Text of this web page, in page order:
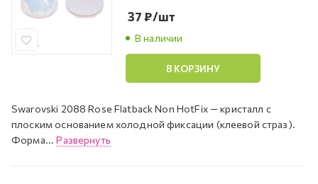
В наличии
37₽/шт
В КОРЗИНУ
Swarovski 2088 Rose Flatback Non HotFix — кристалл с
плоским основанием холодной фиксации (клеевой страз).
Форма...Развернуть